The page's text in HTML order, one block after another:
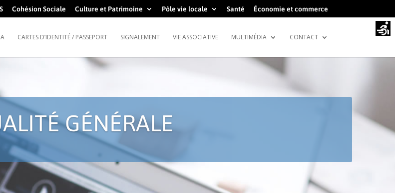
Cohésion Sociale Culture et Patrimoine Pôle vie locale Santé Économie et commerce
CARTES D’IDENTITÉ / PASSEPORT SIGNALEMENT VIE ASSOCIATIVE MULTIMÉDIA CONTACT
GÉNÉRALE